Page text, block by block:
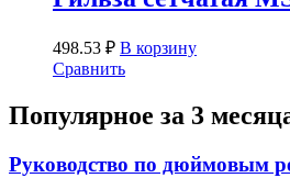
498.53 ₽ В корзину
Сравнить
Популярное за 3
Руководство по дюймовым